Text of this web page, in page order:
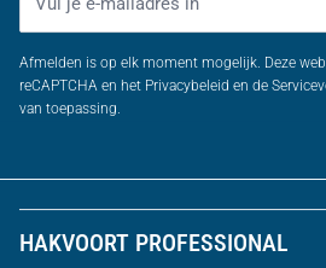
Afmelden is op elk moment mogelijk. Deze
reCAPTCHA en het Privacybeleid en de
van toepassing.
HAKVOORT PROFESSIONAL